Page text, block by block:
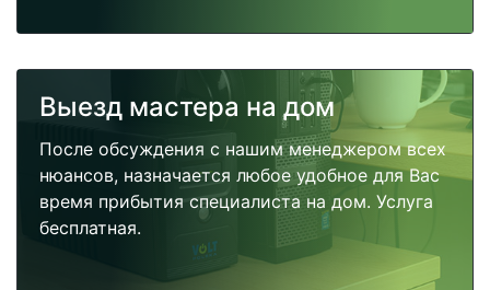
Выезд мастера на дом
После обсуждения с нашим менеджером всех
нюансов, назначается любое удобное для Вас
время прибытия специалиста на дом. Услуга
бесплатная.